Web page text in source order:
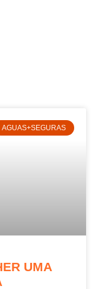
AGUAS+SEGURAS
UMA